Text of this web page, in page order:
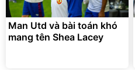
Man Utd và bài toán khó
mang tên Shea Lacey